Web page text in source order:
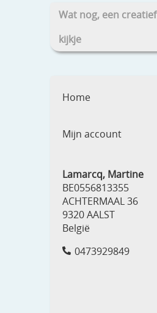
Wat nog, een creatief
kijkje
Home
Mijn account
Lamarcq, Martine
BE0556813355
ACHTERMAAL 36
9320 AALST
België
0473929849